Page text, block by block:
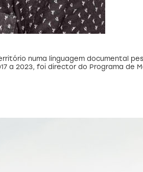
numa linguagem documental
a 2023, foi director do Programa de